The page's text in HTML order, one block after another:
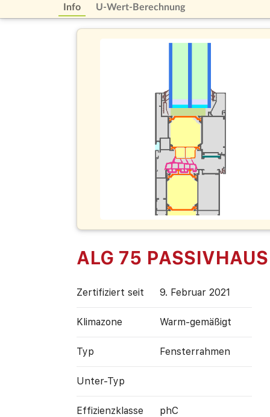
Info U-Wert-Berechnung
ALG 75 PASSIVHAUS
Zertifiziert seit 9. Februar 2021
Klimazone Warm-gemäßigt
Typ Fensterrahmen
Unter-Typ
Effizienz­klasse phC